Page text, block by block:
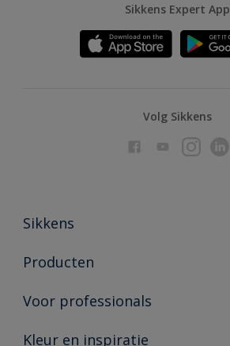
Sikkens Expert App
Volg Sikkens
Sikkens
Over Sikkens
Duurzaamheid
Producten
Producten voor binnen
Vind je verkooppunt
Voor professionals
Advies & service
Kleur en inspiratie